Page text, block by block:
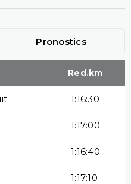
Pronostics
Red.km
1:16:30
1:17:00
1:16:40
1:17:10